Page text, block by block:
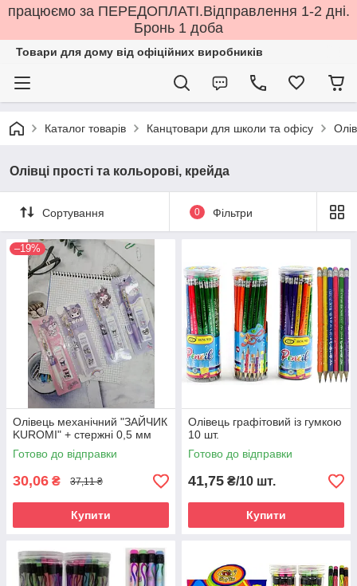
працюємо за ПЕРЕДОПЛАТІ.Відправлення 1-2 дні.
Бронь 1 доба
Товари для дому від офіційних виробників
Каталог товарів Канцтовари для школи та офісу
Олівці прості та кольорові, крейда
Сортування 0 Фільтри
–19%
Олівець механічний "ЗАЙЧИК
KUROMI" + стержні 0,5 мм
Готово до відправки
30,06 ₴ 37,11 ₴
Купити
Олівець графітовий із гумкою
10 шт.
Готово до відправки
41,75 ₴/10 шт.
Купити